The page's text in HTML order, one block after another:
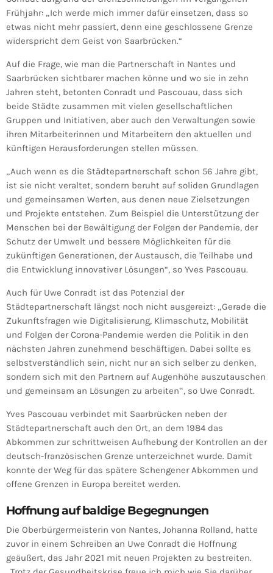
Frühjahr: „Ich werde mich immer dafür einsetzen, dass so
etwas nicht mehr passiert, denn eine geschlossene Grenze
widerspricht dem Geist von Saarbrücken.“
Auf die Frage, wie man die Partnerschaft in Nantes und
Saarbrücken sichtbarer machen könne und wo sie in zehn
Jahren steht, betonten Conradt und Pascouau, dass sich
beide Städte zusammen mit vielen gesellschaftlichen
Gruppen und Initiativen, aber auch den Verwaltungen sowie
ihren Mitarbeiterinnen und Mitarbeitern den aktuellen und
künftigen Herausforderungen stellen müssen.
„Auch wenn es die Städtepartnerschaft schon 56 Jahre gibt,
ist sie nicht veraltet, sondern beruht auf soliden Grundlagen
und gemeinsamen Werten, aus denen neue Zielsetzungen
und Projekte entstehen. Zum Beispiel die Unterstützung der
Menschen bei der Bewältigung der Folgen der Pandemie, der
Schutz der Umwelt und bessere Möglichkeiten für die
zukünftigen Generationen, der Austausch, die Teilhabe und
die Entwicklung innovativer Lösungen“, so Yves Pascouau.
Auch für Uwe Conradt ist das Potenzial der
Städtepartnerschaft längst noch nicht ausgereizt: „Gerade die
Zukunftsfragen wie Digitalisierung, Klimaschutz, Mobilität
und Folgen der Corona-Pandemie werden die Politik in den
nächsten Jahren zunehmend beschäftigen. Dabei sollte es
selbstverständlich sein, nicht nur an sich selber zu denken,
sondern sich mit den Partnern auf Augenhöhe auszutauschen
und gemeinsam an Lösungen zu arbeiten‟, so Uwe Conradt.
Yves Pascouau verbindet mit Saarbrücken neben der
Städtepartnerschaft auch den Ort, an dem 1984 das
Abkommen zur schrittweisen Aufhebung der Kontrollen an der
deutsch-französischen Grenze unterzeichnet wurde. Damit
konnte der Weg für das spätere Schengener Abkommen und
offene Grenzen in Europa bereitet werden.
Hoffnung auf baldige Begegnungen
Die Oberbürgermeisterin von Nantes, Johanna Rolland, hatte
zuvor in einem Schreiben an Uwe Conradt die Hoffnung
geäußert, das Jahr 2021 mit neuen Projekten zu bestreiten.